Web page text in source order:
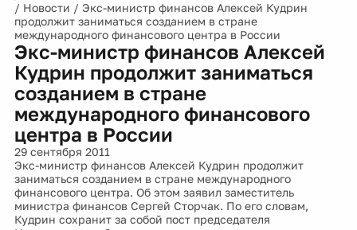
/ Новости / Экс-министр финансов Алексей Кудрин
продолжит заниматься созданием в стране
международного финансового центра в России
Экс-министр финансов Алексей
Кудрин продолжит заниматься
созданием в стране
международного финансового
центра в России
29 сентября 2011
Экс-министр финансов Алексей Кудрин продолжит
заниматься созданием в стране международного
финансового центра. Об этом заявил заместитель
министра финансов Сергей Сторчак. По его словам,
Кудрин сохранит за собой пост председателя